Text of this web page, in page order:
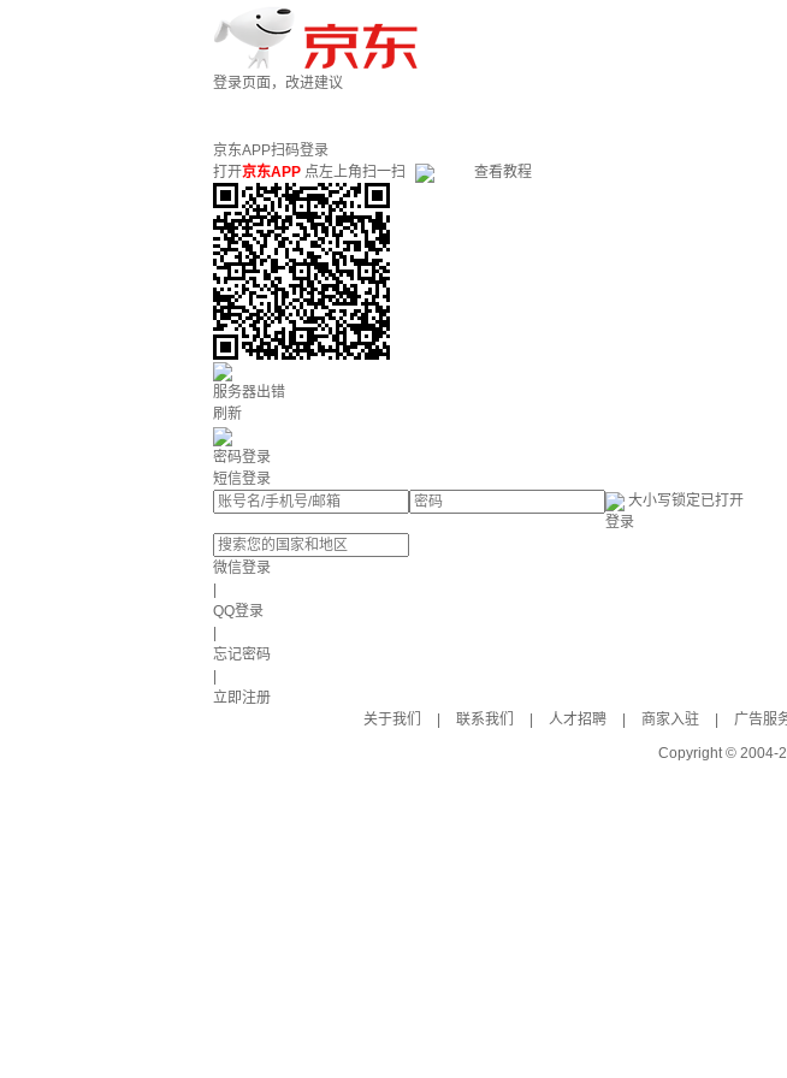
登录页面，改进建议
京东APP扫码登录
打开京东APP 点左上角扫一扫 查看教程
服务器出错
刷新
密码登录
短信登录
大小写锁定已打开
登录
微信登录
QQ登录
忘记密码
立即注册
关于我们
联系我们 人才招聘 商家入驻 广告服
Copyright © 2004-